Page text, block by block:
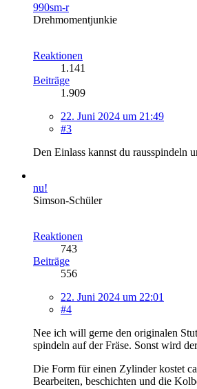
990sm-r
Drehmomentjunkie
Reaktionen
1.141
Beiträge
1.909
22. Juni 2024 um 21:49
#3
Den Einlass kannst du rausspindeln
nu!
Simson-Schüler
Reaktionen
743
Beiträge
556
22. Juni 2024 um 22:01
#4
Nee ich will gerne den originalen
spindeln auf der Fräse. Sonst wird
Die Form für einen Zylinder kostet
Bearbeiten, beschichten und die